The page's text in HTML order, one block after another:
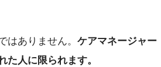
はありません。 ケアマネージャー
た人に限られます。